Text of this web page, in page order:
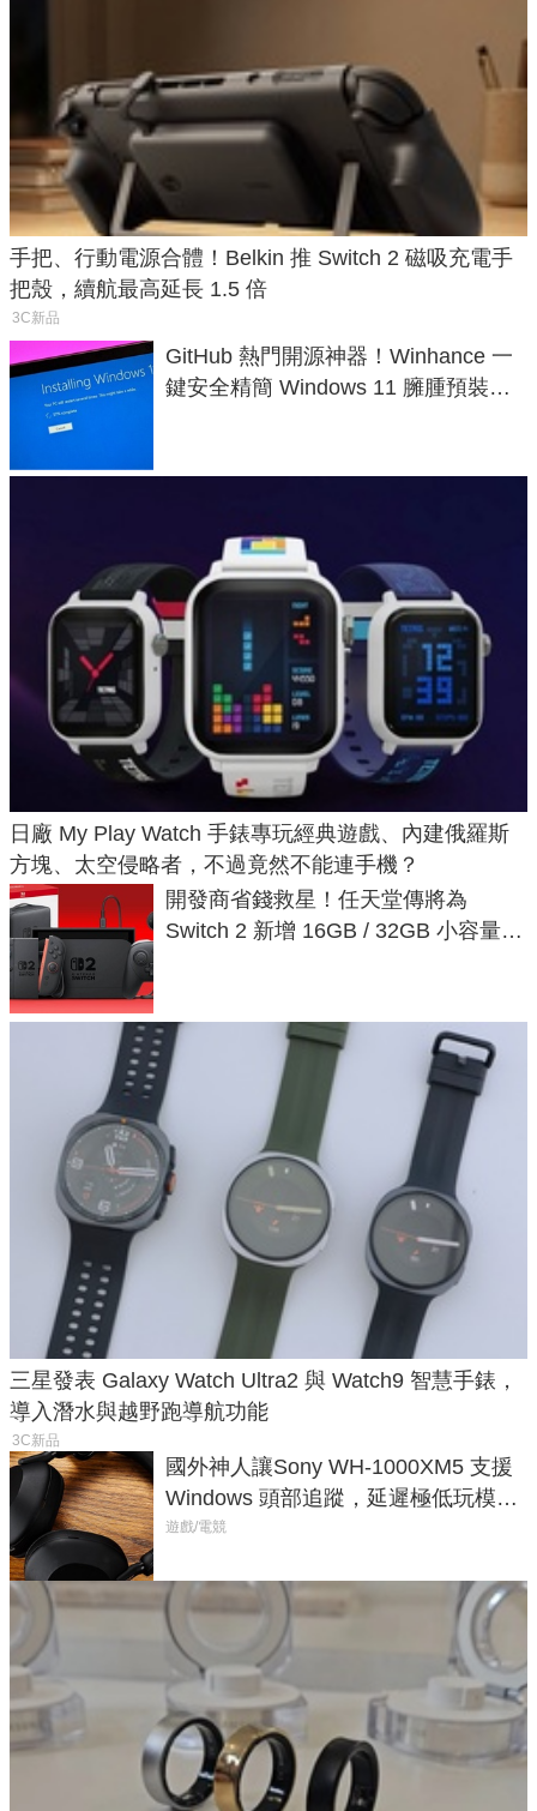
手把、行動電源合體！Belkin 推 Switch 2 磁吸充電手
把殼，續航最高延長 1.5 倍
3C新品
GitHub 熱門開源神器！Winhance 一
鍵安全精簡 Windows 11 臃腫預裝軟
日廠 My Play Watch 手錶專玩經典遊戲、內建俄羅斯
方塊、太空侵略者，不過竟然不能連手機？
開發商省錢救星！任天堂傳將為
Switch 2 新增 16GB / 32GB 小容量遊
三星發表 Galaxy Watch Ultra2 與 Watch9 智慧手錶，
導入潛水與越野跑導航功能
3C新品
國外神人讓Sony WH-1000XM5 支援
Windows 頭部追蹤，延遲極低玩模擬
飛行超有感
遊戲/電競